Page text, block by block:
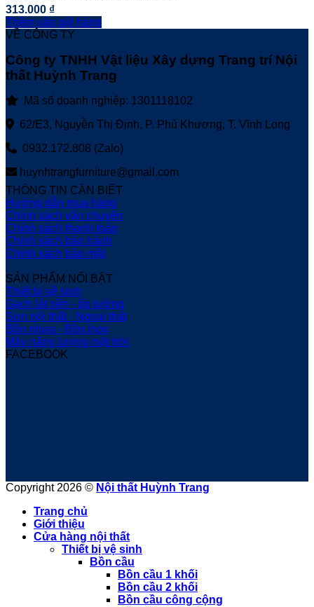
313.000 ₫
Thêm vào giỏ hàng
VỀ CÔNG TY
Công ty TNHH Vật liệu Xây dựng Trang trí Nội
thất Huỳnh Trang
Mã số doanh nghiệp: 1301118102
62/E3, Nguyễn Thị Định, P. Phú Khương, T. Vĩnh Long
0932.172.808 (Zalo)
huynhtrangfurniture@gmail.com
THÔNG TIN CẦN BIẾT
Hướng dẫn mua hàng
Chính sách vận chuyển
Chính sách thanh toán
Chính sách bảo hành
Chính sách bảo mật
SẢN PHẨM NỔI BẬT
Thiết bị vệ sinh
Gạch lát nền - ốp tường
Sơn nội thất - Ngoại thất
Bồn nhựa - Bồn Inox
Máy năng lượng mặt trời
FACEBOOK
Copyright 2026 © Nội thất Huỳnh Trang
Trang chủ
Giới thiệu
Cửa hàng nội thất
Thiết bị vệ sinh
Bồn cầu
Bồn cầu 1 khối
Bồn cầu 2 khối
Bồn cầu công cộng